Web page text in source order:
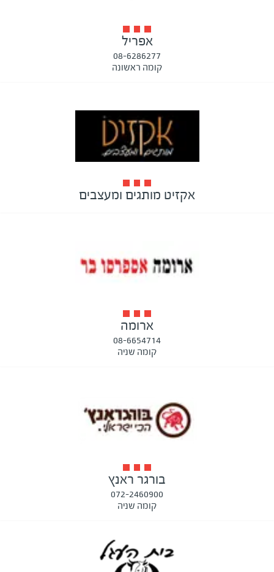
אפריל
08-6286277
קומה ראשונה
אקזיט מותגים ומעצבים
ארומה
08-6654714
קומה שניה
בורגר ראנץ
072-2460900
קומה שניה